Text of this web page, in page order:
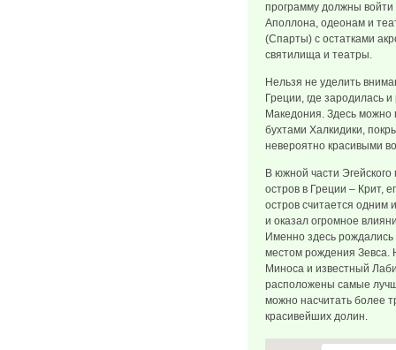
программу должны
Аполлона, одеонам и
(Спарты) с остатками
святилища и театры.
Нельзя не уделить
Греции, где зародилась
Македония. Здесь
бухтами Халкидики,
невероятно красивыми
В южной части
остров в Греции – Крит,
остров считается одним
и оказал огромное
Именно здесь
местом рождения Зевса.
Миноса и известный
расположены самые
можно насчитать более
красивейших долин.